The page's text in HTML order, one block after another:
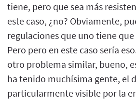
tiene, pero que sea más
este caso, ¿no? Obviamente,
regulaciones que uno tiene
Pero pero en este caso sería
otro problema similar, bueno,
ha tenido muchísima gente, el
particularmente visible por la